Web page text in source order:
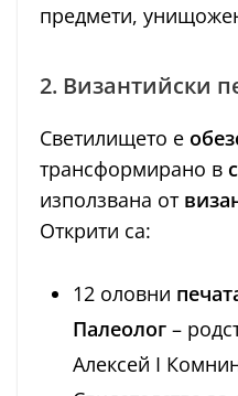
предмети,
2. Византийски
Светилището е
трансформирано в
използвана от
Открити са:
12 оловни
Палеолог –
Алексей I